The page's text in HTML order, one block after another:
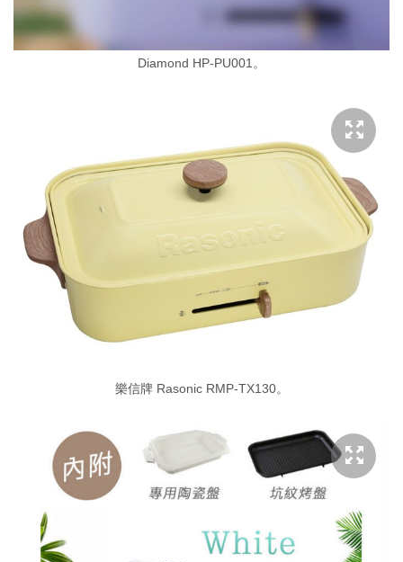
Diamond HP-PU001。
樂信牌 Rasonic RMP-TX130。